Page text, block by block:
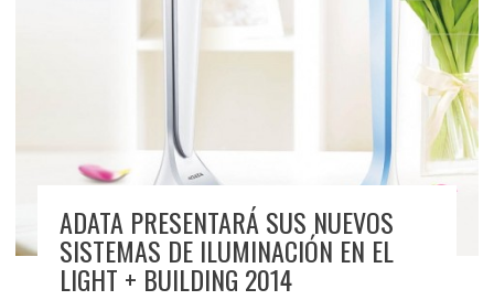
ADATA PRESENTARÁ SUS NUEVOS
SISTEMAS DE ILUMINACIÓN EN EL
LIGHT + BUILDING 2014